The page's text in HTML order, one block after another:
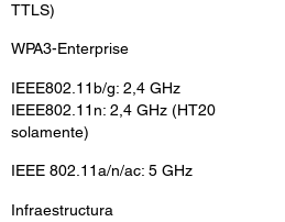
TTLS)
WPA3-Enterprise
IEEE802.11b/g: 2,4 GHz
IEEE802.11n: 2,4 GHz (HT20
solamente)
IEEE 802.11a/n/ac: 5 GHz
Infraestructura